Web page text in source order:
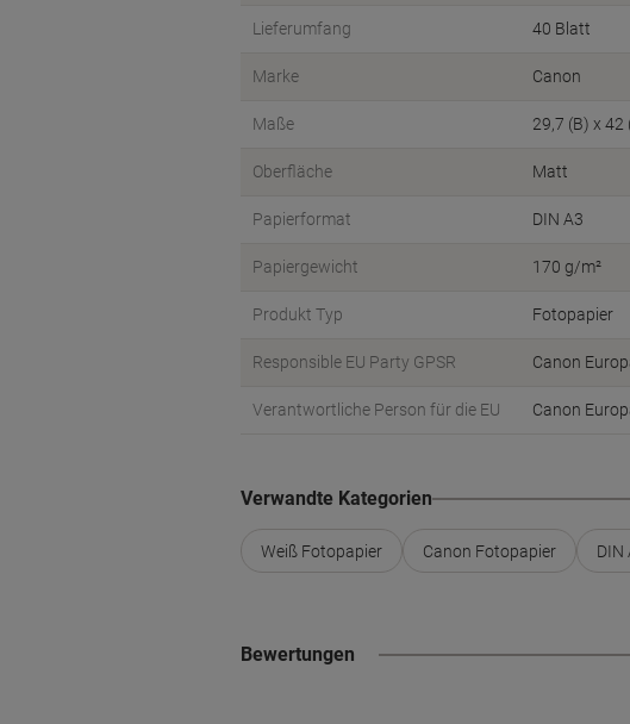
Lieferumfang 40 Blatt
Marke Canon
Maße 29,7 (B) x 42
Oberfläche Matt
Papierformat DIN A3
Papiergewicht 170 g/m²
Produkt Typ Fotopapier
Responsible EU Party GPSR Canon
Verantwortliche Person für die EU Canon
Verwandte Kategorien
Weiß Fotopapier Canon Fotopapier DIN
Bewertungen